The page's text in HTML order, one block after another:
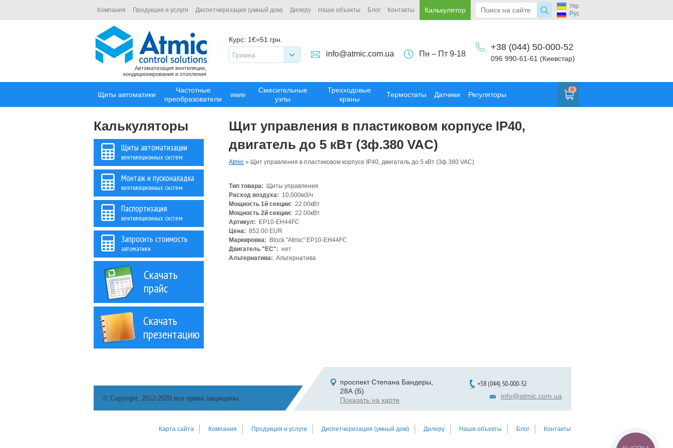
Компания Продукция и услуги Диспетчеризация (умный дом) Дилеру Наши объекты Блог Контакты Калькулятор
Укр
Рус
Автоматизация вентиляции,
кондиционирования и отопления
Курс: 1€=51 грн.
Гривна
info@atmic.com.ua Пн – Пт 9-18
+38 (044) 50-000-52
096 990-61-61 (Киевстар)
Щиты автоматики
Частотные
преобразователи
www
Смесительные
узлы
Трехходовые
краны
Термостаты Датчики Регуляторы
0
Щит управления в пластиковом корпусе IP40,
двигатель до 5 кВт (3ф.380 VAC)
Atmic » Щит управления в пластиковом корпусе IP40, двигатель до 5 кВт (3ф.380 VAC)
Тип товара:
Щиты управления
Расход воздуха: 10,000м3/ч
Мощность 1й секции: 22.00кВт
Мощность 2й секции: 22.00кВт
Артикул:
EP10-EH44FC
Цена: 852.00 EUR
Маркировка:
Block "Atmic" EP10-EH44FC
Двигатель "ЕС": нет
Альтернатива: Альтернатива
Калькуляторы
Щиты автоматизации
вентиляционных систем
Монтаж и пусконаладка
вентиляционных систем
Паспортизация
вентиляционных систем
Запросить стоимость
автоматики
Скачать
прайс
Скачать
презентацию
© Copyright, 2012-2020 все права защищены.
проспект Степана Бандеры,
28А (Б)
Показать на карте
+38 (044) 50-000-52
info@atmic.com.ua
Карта сайта Компания Продукция и услуги Диспетчеризация (умный дом) Дилеру Наши объекты Блог Контакты